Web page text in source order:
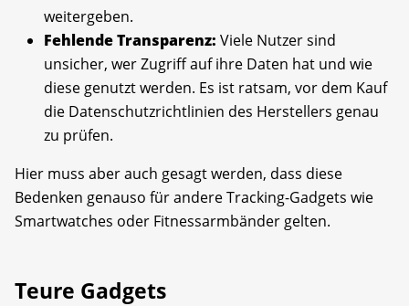
weitergeben.
Fehlende Transparenz: Viele Nutzer sind
unsicher, wer Zugriff auf ihre Daten hat und wie
diese genutzt werden. Es ist ratsam, vor dem Kauf
die Datenschutzrichtlinien des Herstellers genau
zu prüfen.
Hier muss aber auch gesagt werden, dass diese
Bedenken genauso für andere Tracking-Gadgets wie
Smartwatches oder Fitnessarmbänder gelten.
Teure Gadgets